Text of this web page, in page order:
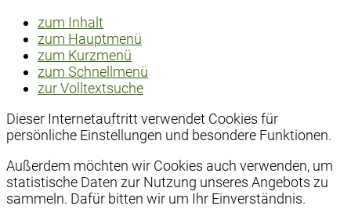
zum Inhalt
zum Hauptmenü
zum Kurzmenü
zum Schnellmenü
zur Volltextsuche
Dieser Internetauftritt verwendet Cookies für
persönliche Einstellungen und besondere Funktionen.
Außerdem möchten wir Cookies auch verwenden, um
statistische Daten zur Nutzung unseres Angebots zu
sammeln. Dafür bitten wir um Ihr Einverständnis.